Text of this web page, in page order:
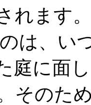
れます
は、い
庭に面
そのた